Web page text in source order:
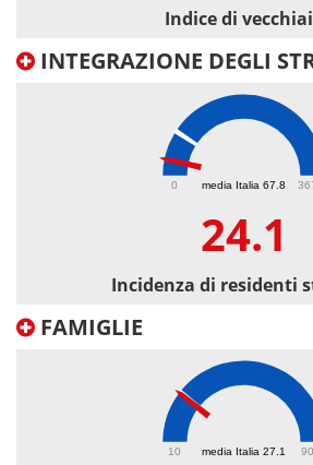
Indice di
INTEGRAZIONE DEGLI
media Italia 67.8
0
24.1
Incidenza di residenti
FAMIGLIE
media Italia 27.1
10